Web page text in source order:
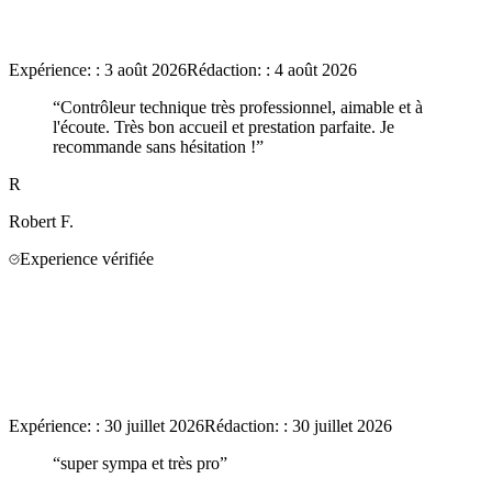
Expérience: : 3 août 2026Rédaction: : 4 août 2026
“Contrôleur technique très professionnel, aimable et à
l'écoute. Très bon accueil et prestation parfaite. Je
recommande sans hésitation !”
R
Robert F.
Experience vérifiée
Expérience: : 30 juillet 2026Rédaction: : 30 juillet 2026
“super sympa et très pro”